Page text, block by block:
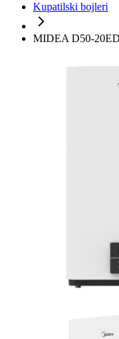
Kupatilski bojleri
MIDEA D50-